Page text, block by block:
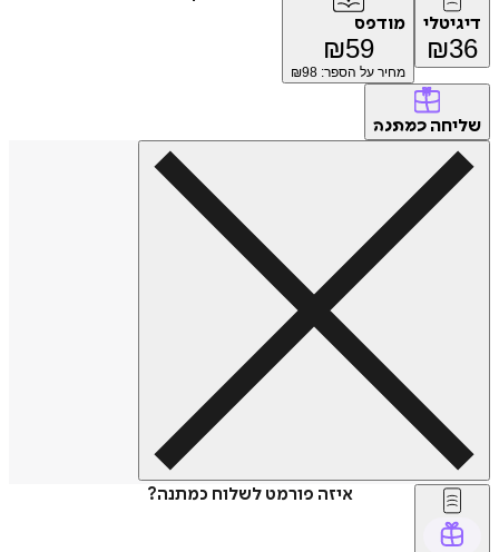
דיגיטלי
₪36
מודפס
₪59
מחיר על הספר: ₪ 98
שליחה כמתנה
איזה פורמט לשלוח כמתנה?